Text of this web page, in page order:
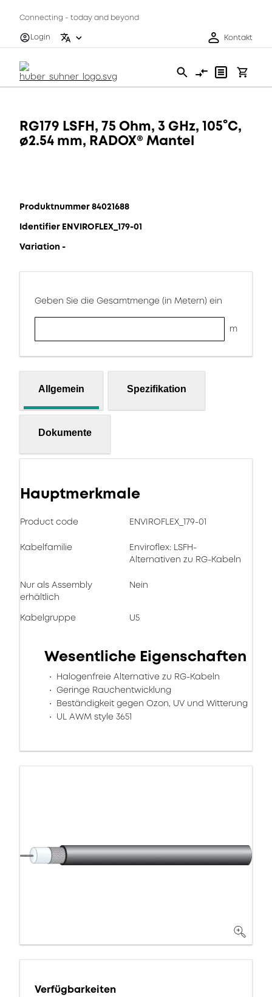
Connecting - today and beyond
Login
Kontakt
RG179 LSFH, 75 Ohm, 3 GHz, 105°C,
ø2.54 mm, RADOX® Mantel
Produktnummer 84021688
Identifier ENVIROFLEX_179-01
Variation -
Geben Sie die Gesamtmenge (in Metern) ein
m
Allgemein Spezifikation
Dokumente
Hauptmerkmale
Product code ENVIROFLEX_179-01
Kabelfamilie
Enviroflex: LSFH-
Alternativen zu RG-Kabeln
Nur als Assembly
erhältlich
Nein
Kabelgruppe U5
Wesentliche Eigenschaften
Halogenfreie Alternative zu RG-Kabeln
Geringe Rauchentwicklung
Beständigkeit gegen Ozon, UV und Witterung
UL AWM style 3651
Verfügbarkeiten